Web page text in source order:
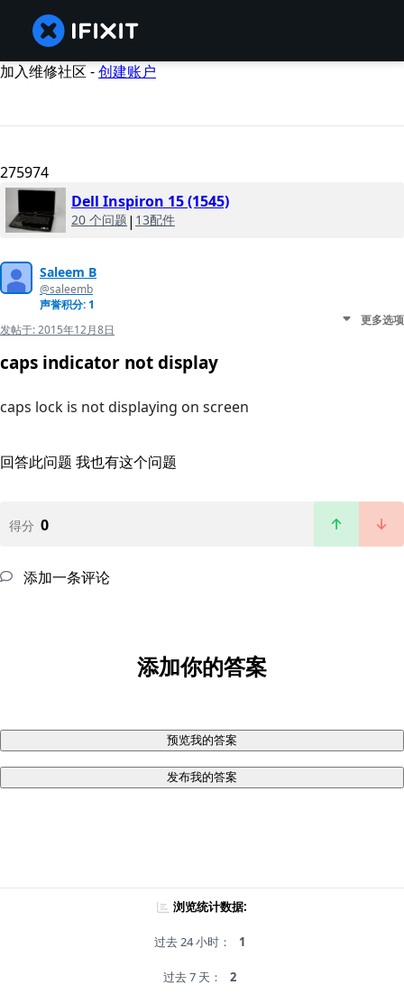
加入维修社区 -创建账户
275974
Dell Inspiron 15 (1545)
20 个问题 | 13配件
Saleem B
@saleemb
声誉积分: 1
发帖于:2015年12月8日
更多选项
caps indicator not display
caps lock is not displaying on screen
回答此问题 我也有这个问题
得分 0
添加一条评论
添加你的答案
预览我的答案
发布我的答案
浏览统计数据:
过去 24 小时： 1
过去 7 天： 2